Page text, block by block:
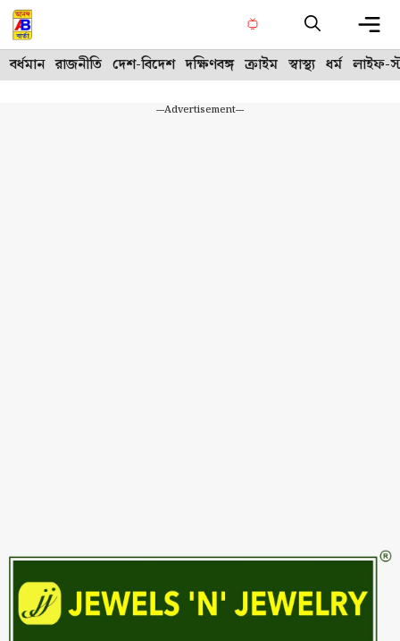
Skip
to
content
বর্ধমান রাজনীতি দেশ-বিদেশ দক্ষিণবঙ্গ ক্রাইম স্বাস্থ্য ধর্ম লাইফ-
---Advertisement---